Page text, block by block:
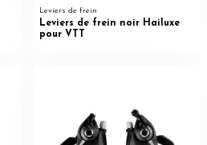
Leviers de frein
Leviers de frein noir Hailuxe
pour VTT